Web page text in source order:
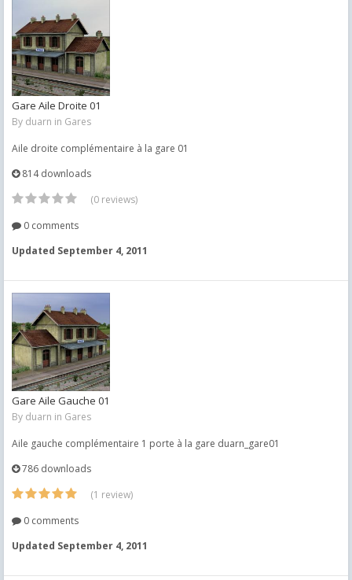
Gare Aile Droite 01
By duarn in Gares
Aile droite complémentaire à la gare 01
814 downloads
(0 reviews)
0 comments
Updated September 4, 2011
Gare Aile Gauche 01
By duarn in Gares
Aile gauche complémentaire 1 porte à la gare duarn_gare01
786 downloads
(1 review)
0 comments
Updated September 4, 2011